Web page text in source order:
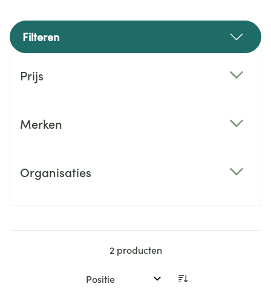
Filteren
Prijs
Merken
Organisaties
2producten
Sorteer op: